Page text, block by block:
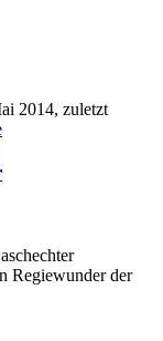
2014, zuletzt
Regiewunder der